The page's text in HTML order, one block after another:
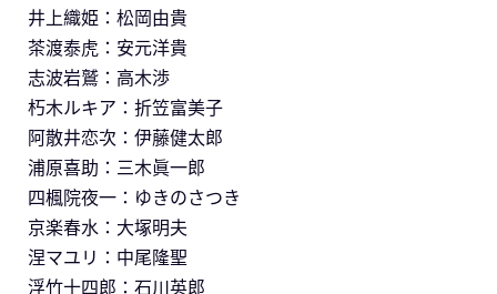
井上織姫：松岡由貴
茶渡泰虎：安元洋貴
志波岩鷲：高木渉
朽木ルキア：折笠富美子
阿散井恋次：伊藤健太郎
浦原喜助：三木眞一郎
四楓院夜一：ゆきのさつき
京楽春水：大塚明夫
涅マユリ：中尾隆聖
浮竹十四郎：石川英郎